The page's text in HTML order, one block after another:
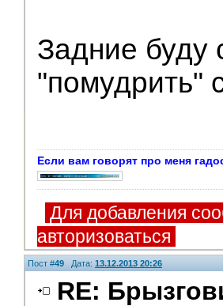
Задние буду
"помудрить"
Если вам говорят про меня
Для добавления
авторизоваться
Пост #49 Дата: 13.12.2013 20:26
RE: